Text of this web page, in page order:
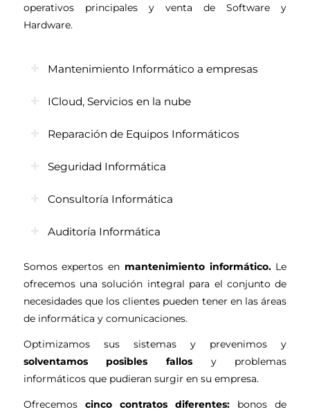
operativos principales y venta de Software y
Hardware.
Mantenimiento Informático a empresas
ICloud, Servicios en la nube
Reparación de Equipos Informáticos
Seguridad Informática
Consultoría Informática
Auditoría Informática
Somos expertos en mantenimiento informático. Le
ofrecemos una solución integral para el conjunto de
necesidades que los clientes pueden tener en las áreas
de informática y comunicaciones.
Optimizamos sus sistemas y prevenimos y
solventamos posibles fallos y problemas
informáticos que pudieran surgir en su empresa.
Ofrecemos cinco contratos diferentes: bonos de